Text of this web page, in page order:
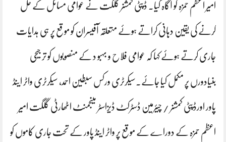
امیر اعظم حمزہ کو آگاہ کیا۔ ڈپٹی کمشنر گلگت نے عوامی مسائل کے حل
کرنے کی یقین دہانی کراتے ہوئے متعلقہ آفیسران کو موقع پر ہی ہدایات
جاری کرتے ہوئے کہا کہ عوامی فلاح و بہبو د کے منصوبوں کو تر جیحی
بنیادورں پر مکمل کیا جائے۔سیکرٹری ورکس سبطین احمد، سیکرٹری واٹر اینڈ
پاور اورڈپٹی کمشنر / چیئرمین ڈسٹرکٹ ڈیزاسٹر مینجمنٹ اٹھارٹی گلگت امیر
اعظم حمزہ کے دوراے کے موقع پر واٹر اینڈ پاور کے تحت جاری کاموں کو